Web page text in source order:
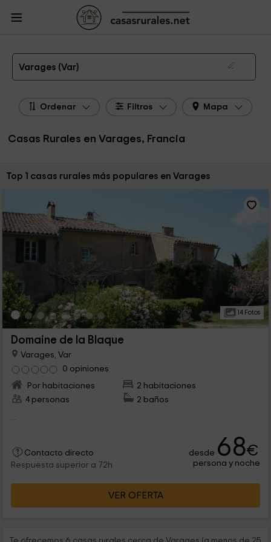
Casas Rurales Francia
Costa azul
Casas Rurales Var
Casas Rurales Varages
Las 1 mejores casas rurales en Varages de 2026
Varages (Var)
Ordenar Filtros Mapa
Casas Rurales en Varages, Francia
Ordenar por:
Top 1 casas rurales más populares en Varages
14 Fotos
Domaine de la Blaque
Varages, Var
0 opiniones
Por habitaciones
2 habitaciones
4 personas
2 baños
...
Contacto directo
Respuesta superior a 72h
desde 68€
persona y noche
VER OFERTA